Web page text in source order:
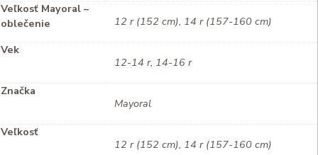
Veľkosť Mayoral –
oblečenie
12 r (152 cm), 14 r (157-160 cm)
Vek
12-14 r, 14-16 r
Značka
Mayoral
Veľkosť
12 r (152 cm), 14 r (157-160 cm)